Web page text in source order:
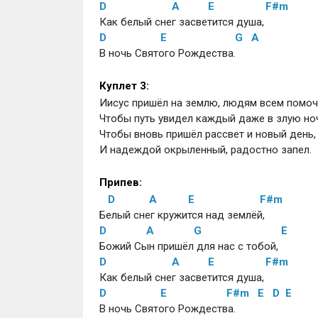
D A E
F#m
Как белый снег засветится душа,
D
E G
A
В ночь Святого Рождества.
Куплет 3:
Иисус пришёл на землю, людям всем
Чтобы путь увидел каждый даже в злую
Чтобы вновь пришёл рассвет и новый день,
И надеждой окрыленный, радостно запел.
Припев:
D
A E
F#m
Белый снег кружится над землёй,
D
A G
E
Божий Сын пришёл для нас с тобой,
D
A E
F#m
Как белый снег засветится душа,
D
E F#m E D E
В ночь Святого Рождества.